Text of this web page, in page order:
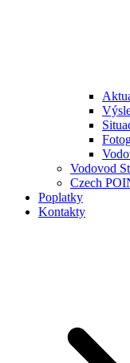
Vodovod
Czech
Poplatky
Kontakty